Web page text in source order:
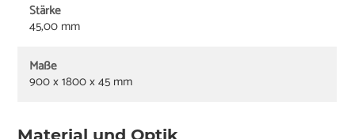
Stärke
45,00 mm
Maße
900 x 1800 x 45 mm
Material und Optik